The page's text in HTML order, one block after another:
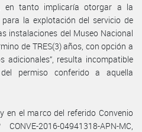
en tanto implicaría otorgar a la
la explotación del servicio de
instalaciones del Museo Nacional
de TRES(3) años, con opción a
adicionales”, resulta incompatible
permiso conferido a aquella
en el marco del referido Convenio
2016-04941318-APN-MC,